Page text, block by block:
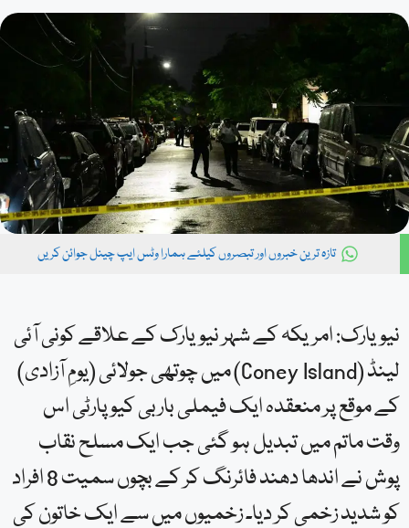
نیویارک: امریکہ کے شہر نیویارک کے علاقے کونی آئی
لینڈ (Coney Island) میں چوتھی جولائی (یومِ آزادی)
کے موقع پر منعقدہ ایک فیملی باربی کیو پارٹی اس
وقت ماتم میں تبدیل ہو گئی جب ایک مسلح نقاب
پوش نے اندھا دھند فائرنگ کر کے بچوں سمیت 8 افراد